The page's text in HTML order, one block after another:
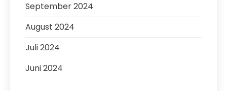
September 2024
August 2024
Juli 2024
Juni 2024